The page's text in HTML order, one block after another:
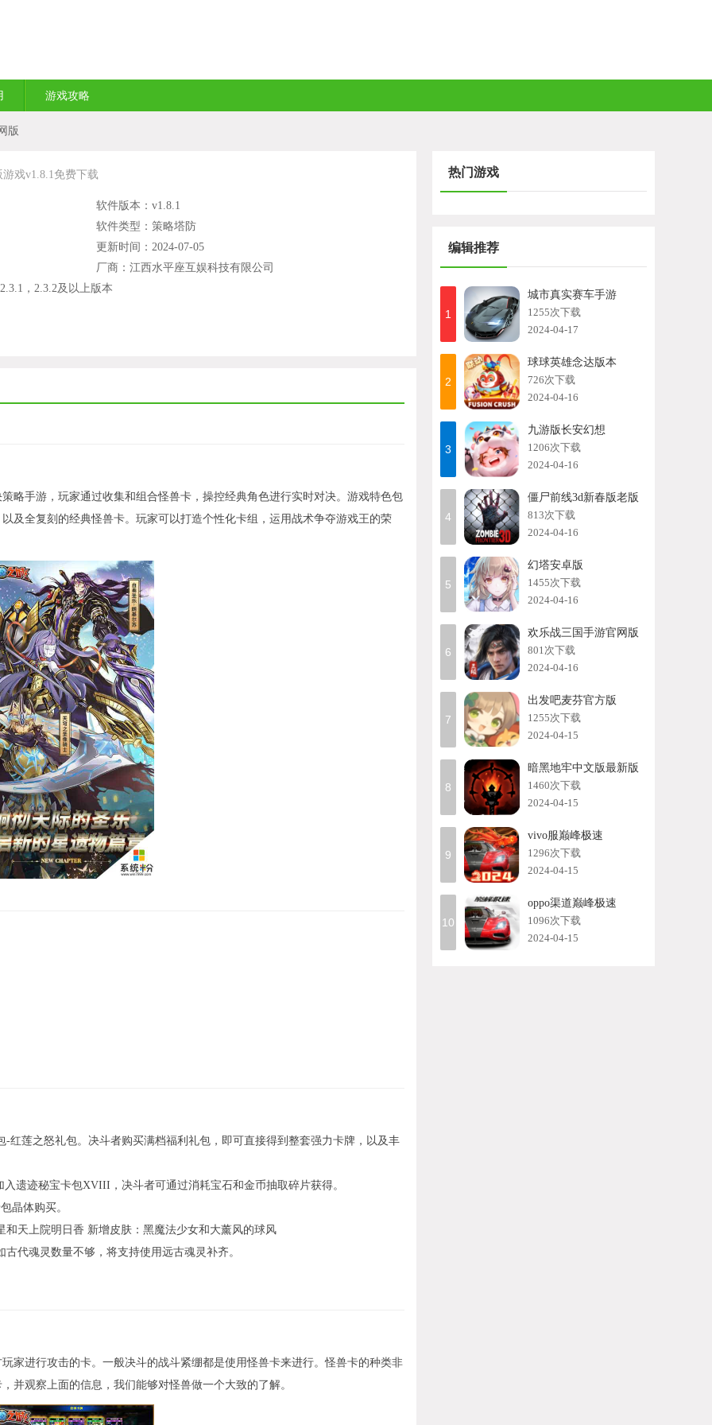
游戏攻略
版
戏v1.8.1免费下载
软件版本：v1.8.1
软件类型：策略塔防
更新时间：2024-07-05
厂商：江西水平座互娱科技有限公司
，2.3.2及以上版本
略手游，玩家通过收集和组合怪兽卡，操控经典角色进行实时对决。游戏特色包
及全复刻的经典怪兽卡。玩家可以打造个性化卡组，运用战术争夺游戏王的荣
红莲之怒礼包。决斗者购买满档福利礼包，即可直接得到整套强力卡牌，以及丰
遗迹秘宝卡包XVIII，决斗者可通过消耗宝石和金币抽取碎片获得。
晶体购买。
天上院明日香 新增皮肤：黑魔法少女和大薰风的球风
代魂灵数量不够，将支持使用远古魂灵补齐。
家进行攻击的卡。一般决斗的战斗紧绷都是使用怪兽卡来进行。怪兽卡的种类非
并观察上面的信息，我们能够对怪兽做一个大致的了解。
热门游戏
编辑推荐
1
城市真实赛车手游
1255次下载
2024-04-17
2
球球英雄念达版本
726次下载
2024-04-16
3
九游版长安幻想
1206次下载
2024-04-16
4
僵尸前线3d新春版老版
813次下载
2024-04-16
5
幻塔安卓版
1455次下载
2024-04-16
6
欢乐战三国手游官网版
801次下载
2024-04-16
7
出发吧麦芬官方版
1255次下载
2024-04-15
8
暗黑地牢中文版最新版
1460次下载
2024-04-15
9
vivo服巅峰极速
1296次下载
2024-04-15
10
oppo渠道巅峰极速
1096次下载
2024-04-15